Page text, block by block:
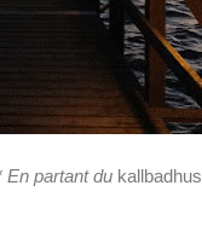
En partant du kallbadhus